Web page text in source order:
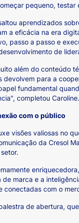
pequeno,
aprendizados
a eficácia na era
passo a passo e
de
além do conteúdo
devolvem para a
fundamental
completou Caroline.
com o público
visões valiosas no
da Cresol
marca e a
conectadas com o
de abertura,